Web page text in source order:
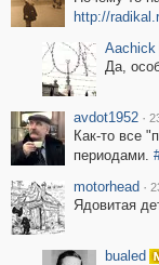
http://
Aachick
Да,
avdot1952 ·
Как-то все
периодами.
motorhead ·
Ядовитая
bualed